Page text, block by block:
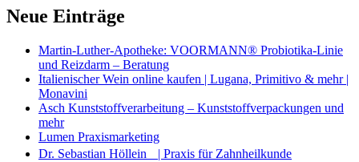
Neue Einträge
Martin-Luther-Apotheke: VOORMANN® Probiotika-Linie
und Reizdarm – Beratung
Italienischer Wein online kaufen | Lugana, Primitivo & mehr |
Monavini
Asch Kunststoffverarbeitung – Kunststoffverpackungen und
mehr
Lumen Praxismarketing
Dr. Sebastian Höllein | Praxis für Zahnheilkunde